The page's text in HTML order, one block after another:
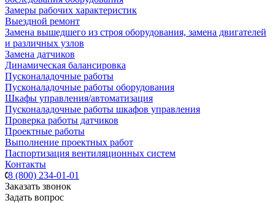
Замеры рабочих характеристик
Выездной ремонт
Замена вышедшего из строя оборудования, замена двигателей
и различных узлов
Замена датчиков
Динамическая балансировка
Пусконаладочные работы
Пусконаладочные работы оборудования
Шкафы управления/автоматизация
Пусконаладочные работы шкафов управления
Проверка работы датчиков
Проектные работы
Выполнение проектных работ
Паспортизация вентиляционных систем
Контакты
8 (800) 234-01-01
Заказать звонок
Задать вопрос